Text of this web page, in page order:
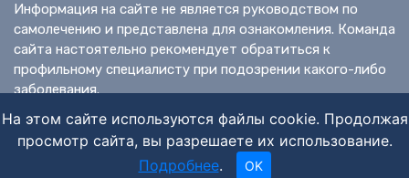
Информация на сайте не является руководством по
самолечению и представлена для ознакомления. Команда
сайта настоятельно рекомендует обратиться к
профильному специалисту при подозрении какого-либо
заболевания.
ИМЕЮТСЯ ПРОТИВОПОКАЗАНИЯ. НЕОБХОДИМА
КОНСУЛЬТАЦИЯ СПЕЦИАЛИСТА.
На этом сайте используются файлы cookie. Продолжая
просмотр сайта, вы разрешаете их использование.
Подробнее. OK